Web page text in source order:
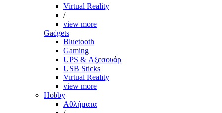
Virtual Reality
/
view more
Gadgets
Bluetooth
Gaming
UPS & Αξεσουάρ
USB Sticks
Virtual Reality
view more
Hobby
Αθλήματα